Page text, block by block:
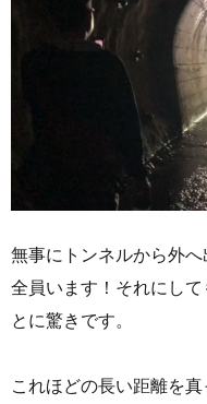
無事にトンネルから外
全員います！それにし
とに驚きです。
これほどの長い距離を